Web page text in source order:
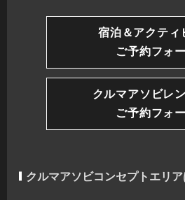
宿泊＆アクティ
ご予約フォ
クルマアソビレ
ご予約フォ
クルマアソビコンセプトエリ